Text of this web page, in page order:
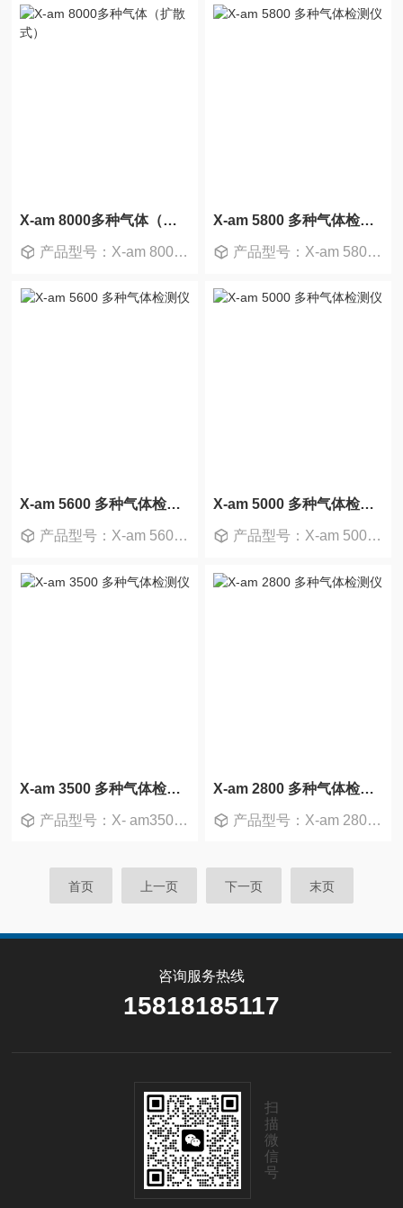
X-am 8000多种气体（扩散式）
产品型号：X-am 8000 扩散式
X-am 5800 多种气体检测仪
产品型号：X-am 5800 主机
X-am 5600 多种气体检测仪
产品型号：X-am 5600 主机
X-am 5000 多种气体检测仪
产品型号：X-am 5000 主机
X-am 3500 多种气体检测仪
产品型号：X- am3500 套装
X-am 2800 多种气体检测仪
产品型号：X-am 2800 配置版
首页 上一页 下一页 末页
咨询服务热线
15818185117
扫
描
微
信
号